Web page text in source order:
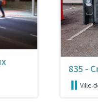
835 -
Ville